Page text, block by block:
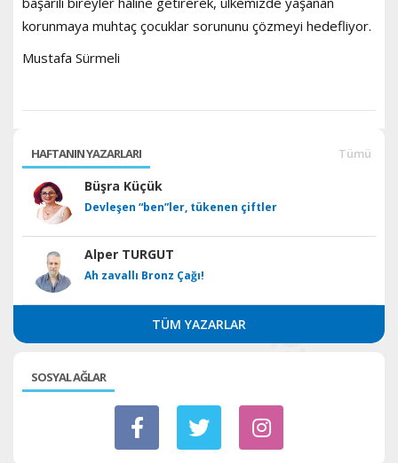
korunmaya muhtaç çocuklar sorununu çözmeyi hedefliyor.
Mustafa Sürmeli
HAFTANIN YAZARLARI Tümü
Büşra Küçük
Devleşen “ben”ler, tükenen çiftler
Alper TURGUT
Ah zavallı Bronz Çağı!
TÜM YAZARLAR
SOSYAL AĞLAR